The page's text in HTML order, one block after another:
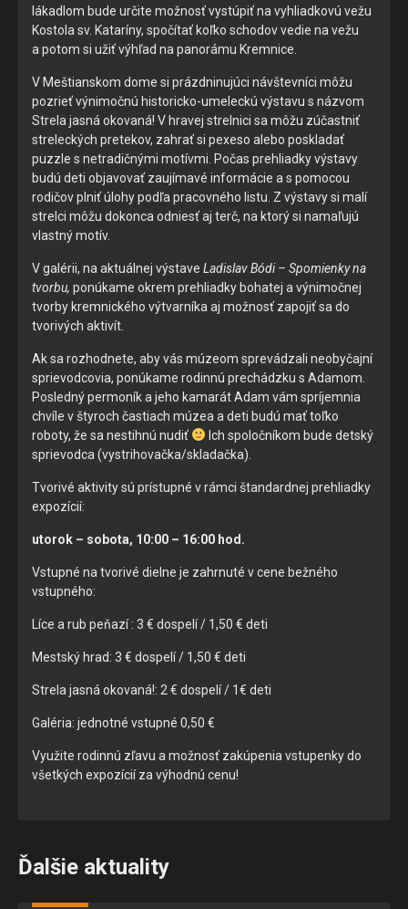
lákadlom bude určite možnosť vystúpiť na vyhliadkovú vežu
Kostola sv. Kataríny, spočítať koľko schodov vedie na vežu
a potom si užiť výhľad na panorámu Kremnice.
V Meštianskom dome si prázdninujúci návštevníci môžu
pozrieť výnimočnú historicko-umeleckú výstavu s názvom
Strela jasná okovaná! V hravej strelnici sa môžu zúčastniť
streleckých pretekov, zahrať si pexeso alebo poskladať
puzzle s netradičnými motívmi. Počas prehliadky výstavy
budú deti objavovať zaujímavé informácie a s pomocou
rodičov plniť úlohy podľa pracovného listu. Z výstavy si malí
strelci môžu dokonca odniesť aj terč, na ktorý si namaľujú
vlastný motív.
V galérii, na aktuálnej výstave Ladislav Bódi – Spomienky na
tvorbu, ponúkame okrem prehliadky bohatej a výnimočnej
tvorby kremnického výtvarníka aj možnosť zapojiť sa do
tvorivých aktivít.
Ak sa rozhodnete, aby vás múzeom sprevádzali neobyčajní
sprievodcovia, ponúkame rodinnú prechádzku s Adamom.
Posledný permoník a jeho kamarát Adam vám spríjemnia
chvíle v štyroch častiach múzea a deti budú mať toľko
roboty, že sa nestihnú nudiť
Ich spoločníkom bude detský
sprievodca (vystrihovačka/skladačka).
Tvorivé aktivity sú prístupné v rámci štandardnej prehliadky
expozícií:
utorok – sobota, 10:00 – 16:00 hod.
Vstupné na tvorivé dielne je zahrnuté v cene bežného
vstupného:
Líce a rub peňazí : 3 € dospelí / 1,50 € deti
Mestský hrad: 3 € dospelí / 1,50 € deti
Strela jasná okovaná!: 2 € dospelí / 1€ deti
Galéria: jednotné vstupné 0,50 €
Využite rodinnú zľavu a možnosť zakúpenia vstupenky do
všetkých expozícií za výhodnú cenu!
Ďalšie aktuality
počítači a pomáhajú nám k lepšej užívateľskej skúsenosti na
našich stránkach. Cookies používame na poskytovanie
funkcií sociálnych sietí a na analýzu návštevnosti.
Zo zákona môžeme na vašom zariadení ukladať iba súbory
cookie, ktoré sú nevyhnutné pre prevádzku týchto stránok.
Pre všetky ostatné typy súborov cookie potrebujeme vaše
povolenie. Budeme vďační, keď nám ho poskytnete a
pomôžete nám tak naše stránky a služby zlepšovať. Svoj
súhlas s používaním cookies na našom webe môžete
samozrejme kedykoľvek zmeniť alebo odvolať.
Vyberte úroveň cookies, ktorú chcete povoliť
Technické cookies
Technické súbory cookie sú pre prevádzku nevyhnutné a
pomáhajú urobiť webové stránky uplatniteľnými tým, že
umožňujú základné funkcie, ako je navigácia na stránke a
prístup k zabezpečeným oblastiam webovej stránky. Bez
týchto súborov cookie nemôže web správne fungovať.
Analytické cookies
Analytické cookies pomáhajú prevádzkovateľovi stránok
pochopiť, ako návštevníci stránok stránku používajú, aby
skúsenosť. Všetky dáta sa zbierajú anonymne a nie je
možné ich spojiť s konkrétnou osobou.
POVOLIŤ VŠETKO
ULOŽIŤ NASTAVENIA